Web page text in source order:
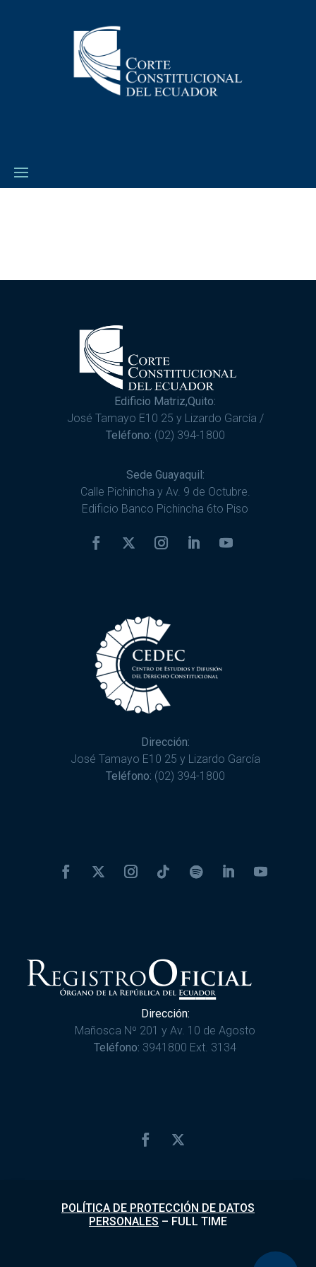
Edificio Matriz,Quito:
José Tamayo E10 25 y Lizardo García /
Teléfono: (02) 394-1800
Sede Guayaquil:
Calle Pichincha y Av. 9 de Octubre.
Edificio Banco Pichincha 6to Piso
Dirección:
José Tamayo E10 25 y Lizardo García
Teléfono: (02) 394-1800
Dirección:
Mañosca Nº 201 y Av. 10 de Agosto
Teléfono: 3941800 Ext. 3134
POLÍTICA DE PROTECCIÓN DE DATOS
PERSONALES – FULL TIME